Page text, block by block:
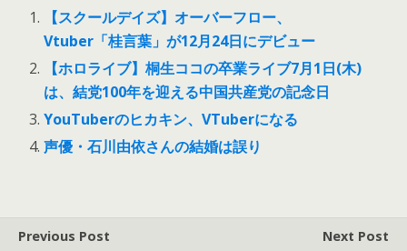
【スクールデイズ】オーバーフロー、
Vtuber「桂言葉」が12月24日にデビュー
【ホロライブ】桐生ココの卒業ライブ7月1日(木)
は、結党100年を迎える中国共産党の記念日
YouTuberのヒカキン、VTuberになる
声優・石川由依さんの結婚は誤り
Previous Post
Next Post